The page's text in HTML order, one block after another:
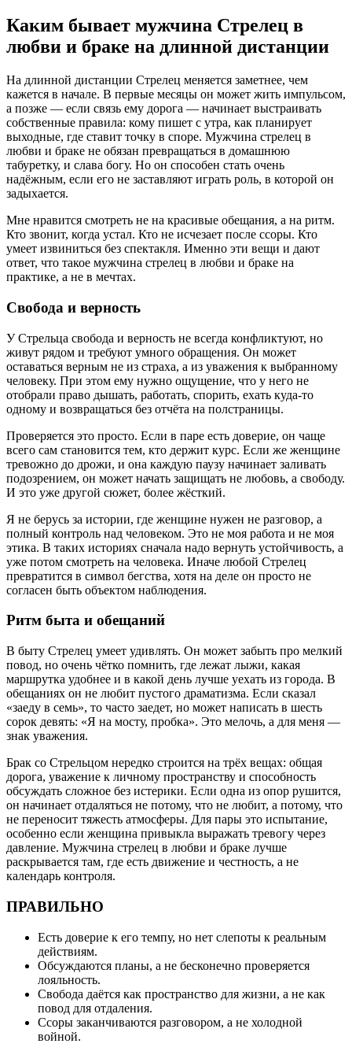
Каким бывает мужчина Стрелец в
любви и браке на длинной дистанции
На длинной дистанции Стрелец меняется заметнее, чем
кажется в начале. В первые месяцы он может жить импульсом,
а позже — если связь ему дорога — начинает выстраивать
собственные правила: кому пишет с утра, как планирует
выходные, где ставит точку в споре. Мужчина стрелец в
любви и браке не обязан превращаться в домашнюю
табуретку, и слава богу. Но он способен стать очень
надёжным, если его не заставляют играть роль, в которой он
задыхается.
Мне нравится смотреть не на красивые обещания, а на ритм.
Кто звонит, когда устал. Кто не исчезает после ссоры. Кто
умеет извиниться без спектакля. Именно эти вещи и дают
ответ, что такое мужчина стрелец в любви и браке на
практике, а не в мечтах.
Свобода и верность
У Стрельца свобода и верность не всегда конфликтуют, но
живут рядом и требуют умного обращения. Он может
оставаться верным не из страха, а из уважения к выбранному
человеку. При этом ему нужно ощущение, что у него не
отобрали право дышать, работать, спорить, ехать куда-то
одному и возвращаться без отчёта на полстраницы.
Проверяется это просто. Если в паре есть доверие, он чаще
всего сам становится тем, кто держит курс. Если же женщине
тревожно до дрожи, и она каждую паузу начинает заливать
подозрением, он может начать защищать не любовь, а свободу.
И это уже другой сюжет, более жёсткий.
Я не берусь за истории, где женщине нужен не разговор, а
полный контроль над человеком. Это не моя работа и не моя
этика. В таких историях сначала надо вернуть устойчивость, а
уже потом смотреть на человека. Иначе любой Стрелец
превратится в символ бегства, хотя на деле он просто не
согласен быть объектом наблюдения.
Ритм быта и обещаний
В быту Стрелец умеет удивлять. Он может забыть про мелкий
повод, но очень чётко помнить, где лежат лыжи, какая
маршрутка удобнее и в какой день лучше уехать из города. В
обещаниях он не любит пустого драматизма. Если сказал
«заеду в семь», то часто заедет, но может написать в шесть
сорок девять: «Я на мосту, пробка». Это мелочь, а для меня —
знак уважения.
Брак со Стрельцом нередко строится на трёх вещах: общая
дорога, уважение к личному пространству и способность
обсуждать сложное без истерики. Если одна из опор рушится,
он начинает отдаляться не потому, что не любит, а потому, что
не переносит тяжесть атмосферы. Для пары это испытание,
особенно если женщина привыкла выражать тревогу через
давление. Мужчина стрелец в любви и браке лучше
раскрывается там, где есть движение и честность, а не
календарь контроля.
ПРАВИЛЬНО
Есть доверие к его темпу, но нет слепоты к реальным
действиям.
Обсуждаются планы, а не бесконечно проверяется
лояльность.
Свобода даётся как пространство для жизни, а не как
повод для отдаления.
Ссоры заканчиваются разговором, а не холодной
войной.